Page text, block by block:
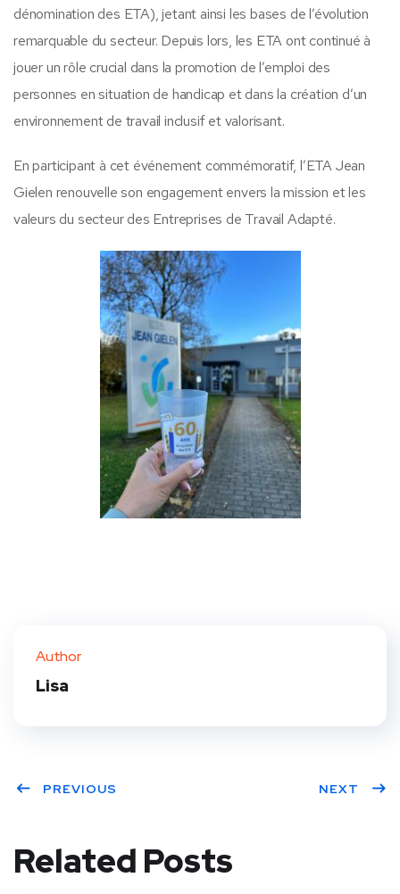
dénomination des ETA), jetant ainsi les bases de l’évolution
remarquable du secteur. Depuis lors, les ETA ont continué à
jouer un rôle crucial dans la promotion de l’emploi des
personnes en situation de handicap et dans la création d’un
environnement de travail inclusif et valorisant.
En participant à cet événement commémoratif, l’ETA Jean
Gielen renouvelle son engagement envers la mission et les
valeurs du secteur des Entreprises de Travail Adapté.
Author
Lisa
PREVIOUS NEXT
Related Posts